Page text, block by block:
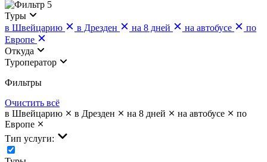
5
Туры
в Швейцарию
в Дрезден на 8 дней на автобусе
по
Европе
Откуда
Туроператор
Фильтры
Очистить всё
в Швейцарию
в Дрезден на 8 дней на автобусе
по
Европе
Тип услуги: